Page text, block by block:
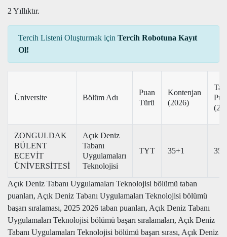
2 Yıllıktır.
Tercih Listeni Oluşturmak için Tercih Robotuna Kayıt
Ol!
Üniversite Bölüm Adı
Puan
Türü
Kontenjan
(2026)
ZONGULDAK
BÜLENT
ECEVİT
ÜNİVERSİTESİ
Açık Deniz
Tabanı
Uygulamaları
Teknolojisi
TYT 35+1
Açık Deniz Tabanı Uygulamaları Teknolojisi bölümü taban
puanları, Açık Deniz Tabanı Uygulamaları Teknolojisi bölümü
başarı sıralaması, 2025 2026 taban puanları, Açık Deniz Tabanı
Uygulamaları Teknolojisi bölümü başarı sıralamaları, Açık Deniz
Tabanı Uygulamaları Teknolojisi bölümü başarı sırası, Açık Deniz